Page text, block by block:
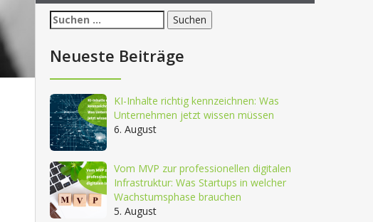
Suchen
nach:
Neueste Beiträge
KI-Inhalte richtig kennzeichnen: Was
Unternehmen jetzt wissen müssen
6. August
Vom MVP zur professionellen digitalen
Infrastruktur: Was Startups in welcher
Wachstumsphase brauchen
5. August